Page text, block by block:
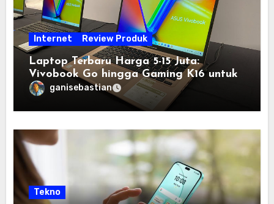
Internet Review Produk
Laptop Terbaru Harga 5-15 Juta:
Vivobook Go hingga Gaming K16 untuk
Semua Budget
ganisebastian
Tekno